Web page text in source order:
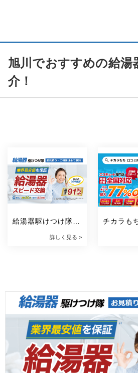
旭川でおすすめの給湯
介！
給湯器駆けつけ隊
詳しく見る >
チカラも